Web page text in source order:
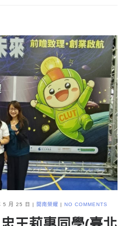
5 月 25 日 開南榮耀 NO COMMENTS